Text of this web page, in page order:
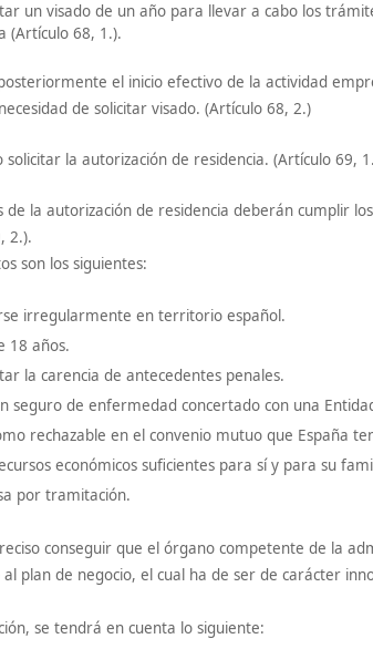
un visado de un año para llevar a cabo los
(Artículo 68, 1.).
el inicio efectivo de la actividad
de solicitar visado. (Artículo 68, 2.)
solicitar la autorización de residencia. (Artículo 69,
de la autorización de residencia deberán cumplir
2.).
son los siguientes:
irregularmente en territorio español.
18 años.
la carencia de antecedentes penales.
seguro de enfermedad concertado con una
rechazable en el convenio mutuo que España
económicos suficientes para sí y para su
por tramitación.
conseguir que el órgano competente de la
plan de negocio, el cual ha de ser de carácter
se tendrá en cuenta lo siguiente: